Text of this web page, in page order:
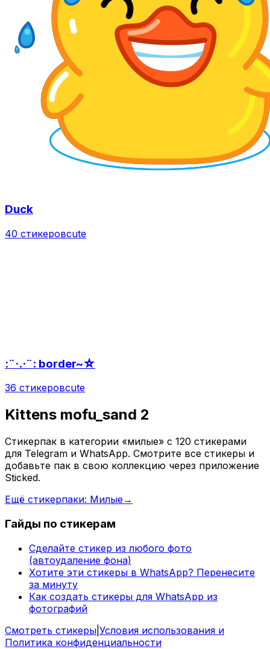
Duck
40 стикеровcute
:¨·.·¨: border~☆
36 стикеровcute
Kittens mofu_sand 2
Стикерпак в категории «милые» с 120 стикерами
для Telegram и WhatsApp. Смотрите все стикеры и
добавьте пак в свою коллекцию через приложение
Sticked.
Ещё стикерпаки: Милые→
Гайды по стикерам
Сделайте стикер из любого фото
(автоудаление фона)
Хотите эти стикеры в WhatsApp? Перенесите
за минуту
Как создать стикеры для WhatsApp из
фотографий
Смотреть стикеры Условия использования и
Политика конфиденциальности